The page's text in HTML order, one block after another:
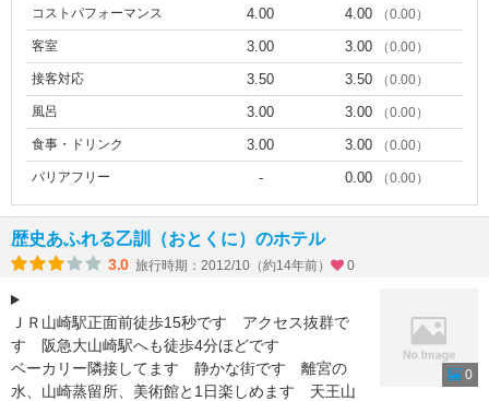
コストパフォーマンス 4.00 4.00 （0.00）
客室 3.00 3.00 （0.00）
接客対応 3.50 3.50 （0.00）
風呂 3.00 3.00 （0.00）
食事・ドリンク 3.00 3.00 （0.00）
バリアフリー - 0.00 （0.00）
歴史あふれる乙訓（おとくに）のホテル
3.0 旅行時期：2012/10（約14年前） 0
ＪＲ山崎駅正面前徒歩15秒です アクセス抜群で
す 阪急大山崎駅へも徒歩4分ほどです
ベーカリー隣接してます 静かな街です 離宮の
水、山崎蒸留所、美術館と1日楽しめます 天王山
0